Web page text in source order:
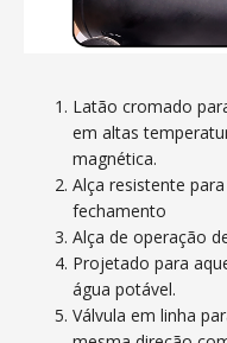
Latão cromado
em altas
magnética.
Alça resistente
fechamento
Alça de operação
Projetado para
água potável.
Válvula em linha